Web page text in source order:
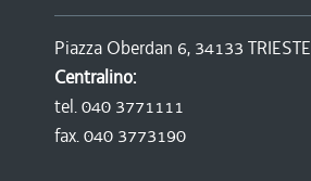
Piazza Oberdan 6, 34133 TRIESTE
Centralino:
tel. 040 3771111
fax. 040 3773190